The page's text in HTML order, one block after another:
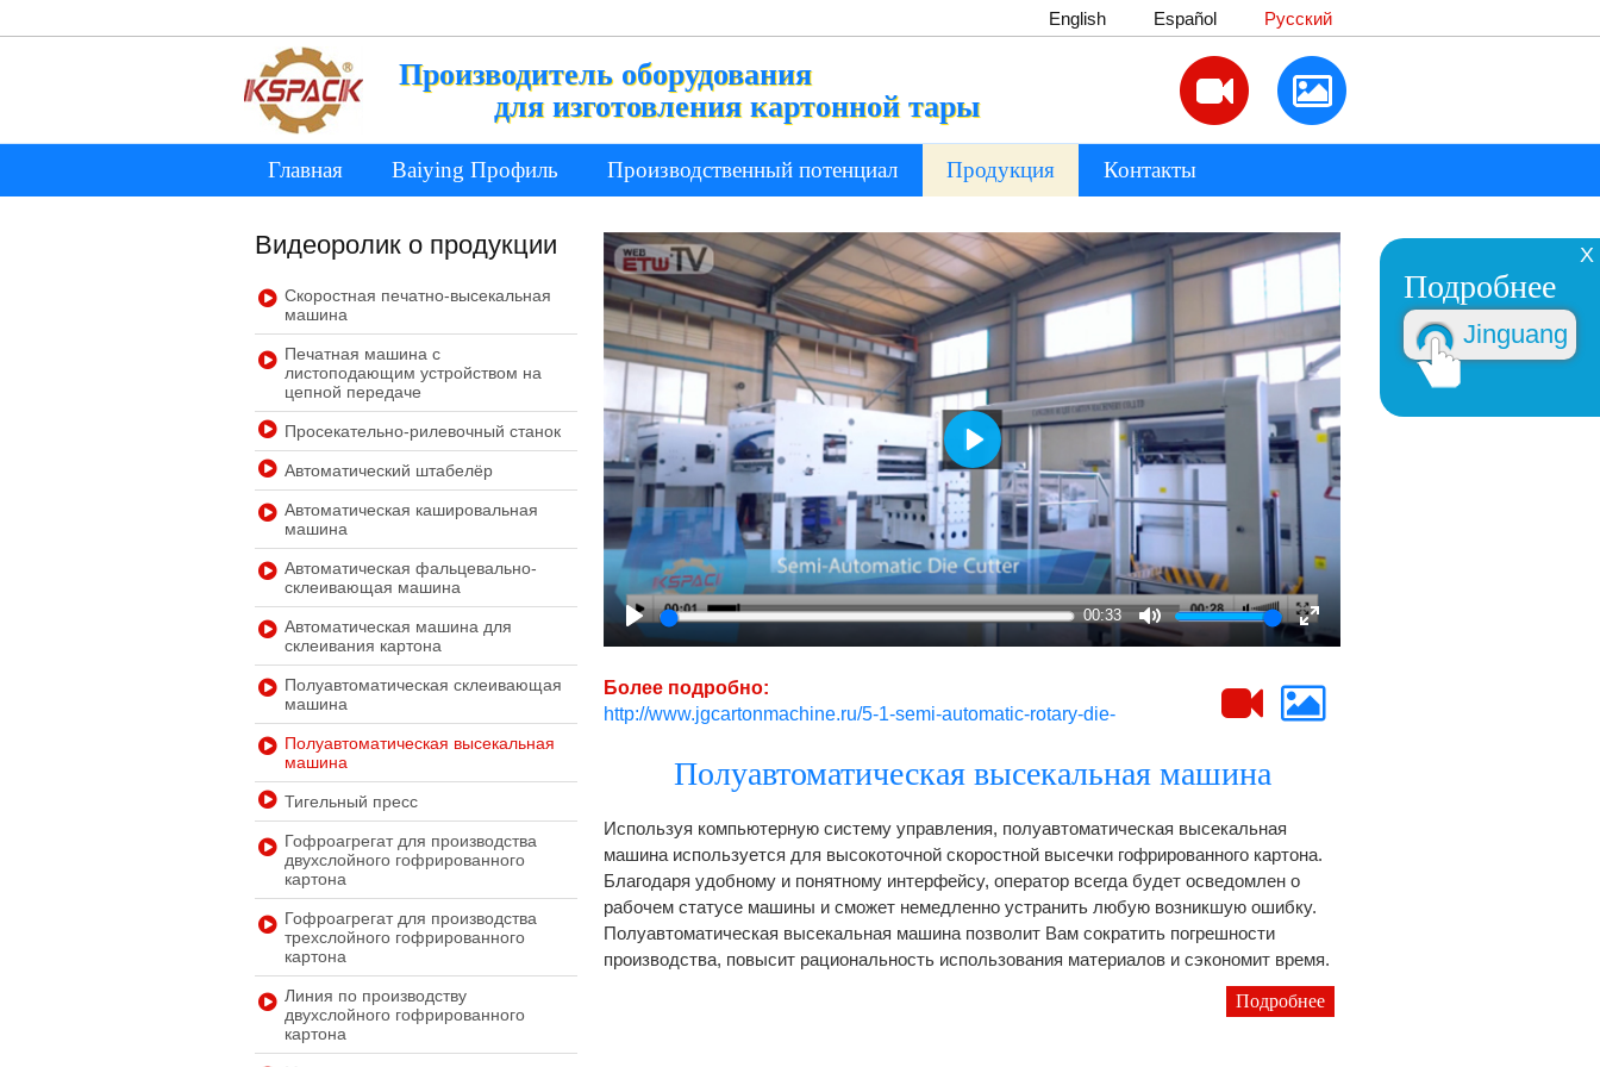
English Español Русский
Производитель оборудования
для изготовления картонной тары
Главная Baiying Профиль Производственный потенциал Продукция Контакты
Play
00:33
Mute
Enter
Play
Более подробно:
http://www.jgcartonmachine.ru/5-1-semi-automatic-rotary-die-
Полуавтоматическая высекальная машина
Используя компьютерную систему управления, полуавтоматическая высекальная
машина используется для высокоточной скоростной высечки гофрированного картона.
Благодаря удобному и понятному интерфейсу, оператор всегда будет осведомлен о
рабочем статусе машины и сможет немедленно устранить любую возникшую ошибку.
Полуавтоматическая высекальная машина позволит Вам сократить погрешности
производства, повысит рациональность использования материалов и сэкономит время.
Подробнее
Видеоролик о продукции
Скоростная печатно-высекальная
машина
Печатная машина с
листоподающим устройством на
цепной передаче
Просекательно-рилевочный станок
Автоматический штабелёр
Автоматическая кашировальная
машина
Автоматическая фальцевально-
склеивающая машина
Автоматическая машина для
склеивания картона
Полуавтоматическая склеивающая
машина
Полуавтоматическая высекальная
машина
Тигельный пресс
Гофроагрегат для производства
двухслойного гофрированного
картона
Гофроагрегат для производства
трехслойного гофрированного
картона
Линия по производству
двухслойного гофрированного
картона
X
Подробнее
Jinguang